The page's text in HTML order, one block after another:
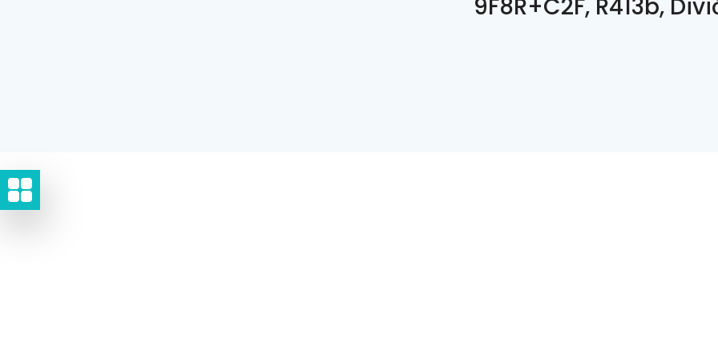
9F8R+C2F, R413b,